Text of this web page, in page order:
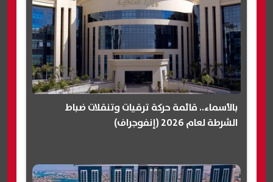
بالأسماء.. قائمة حركة ترقيات وتنقلات ضباط
الشرطة لعام 2026 (إنفوجراف)